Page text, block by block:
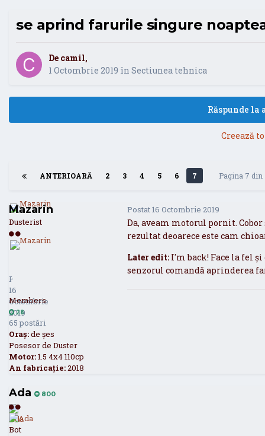
se aprind farurile singure
De camil,
1 Octombrie 2019 în Sectiunea tehnica
Răspunde la
Creează
ANTERIOARĂ 2 3 4 5 6 7 Pagina 7
Postat
16
Octombrie
2019
Mazarin
Dusterist
Members
28
65 postări
Oraș:de șes
Posesor de Duster
Motor:1.5 4x4 110cp
An fabricație:2018
Postat16 Octombrie 2019
Da, aveam motorul pornit.
rezultat deoarece este cam
Later edit: I'm back! Face la fel
senzorul comandă aprinderea
2
Ada 800
Bot